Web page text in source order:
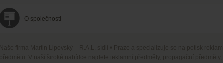
O společnosti